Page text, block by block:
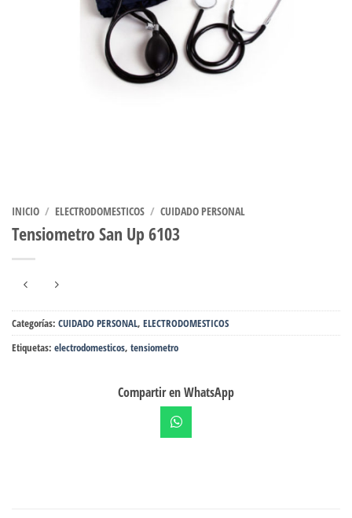
INICIO / ELECTRODOMESTICOS / CUIDADO PERSONAL
Tensiometro San Up 6103
Categorías: CUIDADO PERSONAL, ELECTRODOMESTICOS
Etiquetas: electrodomesticos, tensiometro
Compartir en WhatsApp